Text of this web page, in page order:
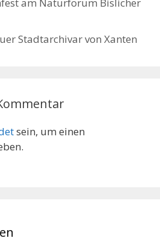
Stadtarchivar von Xanten
sein, um einen